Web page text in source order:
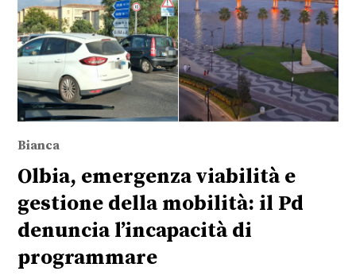
Bianca
Olbia, emergenza viabilità e
gestione della mobilità: il Pd
denuncia l’incapacità di
programmare